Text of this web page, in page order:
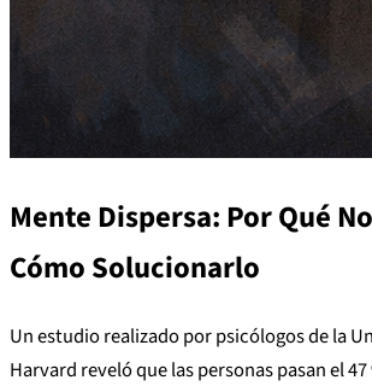
Mente Dispersa: Por Qué
Cómo Solucionarlo
Un estudio realizado por psicólogos de la
Harvard reveló que las personas pasan el